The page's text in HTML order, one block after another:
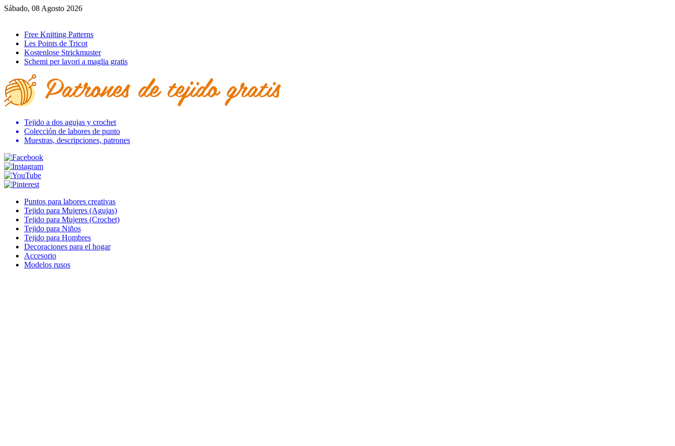
Sábado, 08 Agosto 2026
Free Knitting Patterns
Les Points de Tricot
Kostenlose Strickmuster
Schemi per lavori a maglia gratis
Tejido a dos agujas y crochet
Colección de labores de punto
Muestras, descripciones, patrones
Puntos para labores creativas
Tejido para Mujeres (Agujas)
Tejido para Mujeres (Crochet)
Tejido para Niños
Tejido para Hombres
Decoraciones para el hogar
Accesorio
Modelos rusos